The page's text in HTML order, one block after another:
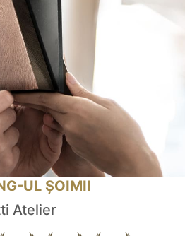
UL ȘOIMII
Atelier